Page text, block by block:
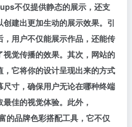
不仅提供静态的展示，还支
建出更加生动的展示效果。引
，用户不仅能展示作品，还能传
觉传播的效果。其次，网站的
，它将你的设计呈现出来的方式
寸，确保用户无论在哪种终端
佳的视觉体验。此外，
的品牌色彩搭配工具，它不仅